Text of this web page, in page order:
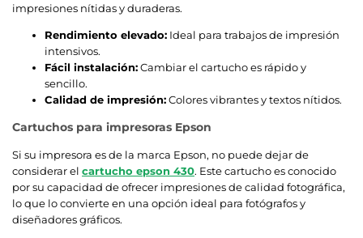
impresiones nítidas y duraderas.
Rendimiento elevado: Ideal para trabajos de impresión
intensivos.
Fácil instalación:Cambiar el cartucho es rápido y
sencillo.
Calidad de impresión:Colores vibrantes y textos nítidos.
Cartuchos para impresoras Epson
Si su impresora es de la marca Epson, no puede dejar de
considerar el cartucho epson 430. Este cartucho es conocido
por su capacidad de ofrecer impresiones de calidad fotográfica,
lo que lo convierte en una opción ideal para fotógrafos y
diseñadores gráficos.